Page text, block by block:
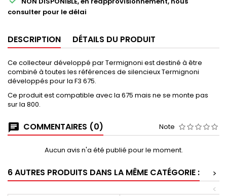
consulter pour le délai
DESCRIPTION DÉTAILS DU PRODUIT
Ce collecteur développé par Termignoni est destiné à être
combiné à toutes les références de silencieux Termignoni
développés pour la F3 675.
Ce produit est compatible avec la 675 mais ne se monte pas
sur la 800.
COMMENTAIRES (0) Note
Aucun avis n'a été publié pour le moment.
6 AUTRES PRODUITS DANS LA MÊME CATÉGORIE :
>
<